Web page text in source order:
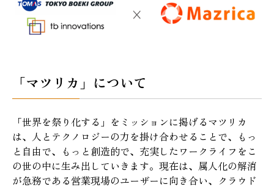
「マツリカ」について
「世界を祭り化する」をミッションに掲げるマツリカ
は、人とテクノロジーの力を掛け合わせることで、もっ
と自由で、もっと創造的で、充実したワークライフをこ
の世の中に生み出していきます。現在は、属人化の解消
が急務である営業現場のユーザーに向き合い、クラウド